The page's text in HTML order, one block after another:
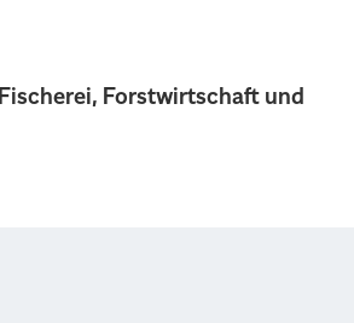
Forstwirtschaft und